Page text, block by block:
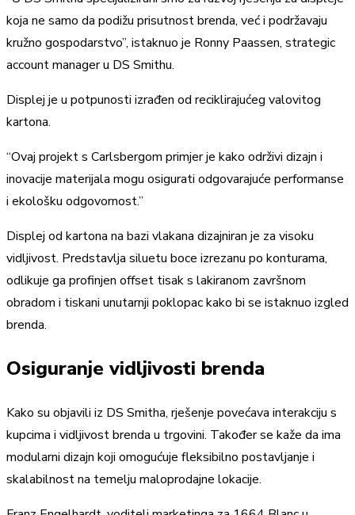
koja ne samo da podižu prisutnost brenda, već i podržavaju
kružno gospodarstvo”, istaknuo je Ronny Paassen, strategic
account manager u DS Smithu.
Displej je u potpunosti izrađen od reciklirajućeg valovitog
kartona.
“Ovaj projekt s Carlsbergom primjer je kako održivi dizajn i
inovacije materijala mogu osigurati odgovarajuće performanse
i ekološku odgovornost.”
Displej od kartona na bazi vlakana dizajniran je za visoku
vidljivost. Predstavlja siluetu boce izrezanu po konturama,
odlikuje ga profinjen offset tisak s lakiranom završnom
obradom i tiskani unutarnji poklopac kako bi se istaknuo izgled
brenda.
Osiguranje vidljivosti brenda
Kako su objavili iz DS Smitha, rješenje povećava interakciju s
kupcima i vidljivost brenda u trgovini. Također se kaže da ima
modularni dizajn koji omogućuje fleksibilno postavljanje i
skalabilnost na temelju maloprodajne lokacije.